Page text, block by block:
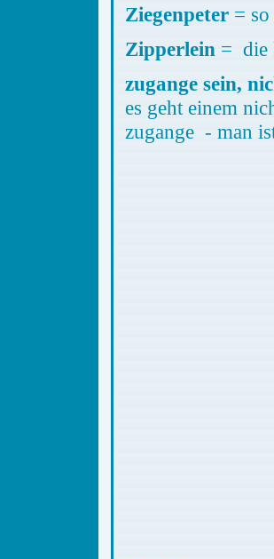
Ziegenpeter =
Zipperlein = die
zugange sein,
es geht einem
zugange - man